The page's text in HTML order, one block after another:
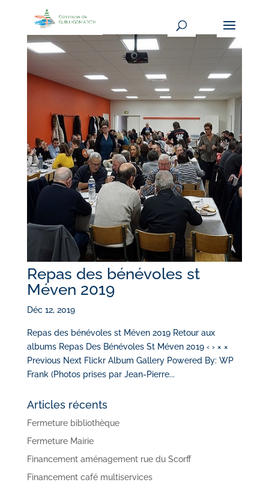
Repas des bénévoles st
Méven 2019
Déc 12, 2019
Repas des bénévoles st Méven 2019 Retour aux
albums Repas Des Bénévoles St Méven 2019 ‹ › × ×
Previous Next Flickr Album Gallery Powered By: WP
Frank (Photos prises par Jean-Pierre...
Articles récents
Fermeture bibliothèque
Fermeture Mairie
Financement aménagement rue du Scorff
Financement café multiservices